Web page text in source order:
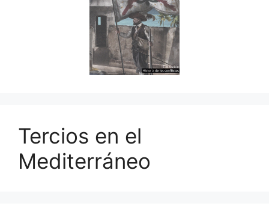
Tercios en el
Mediterráneo